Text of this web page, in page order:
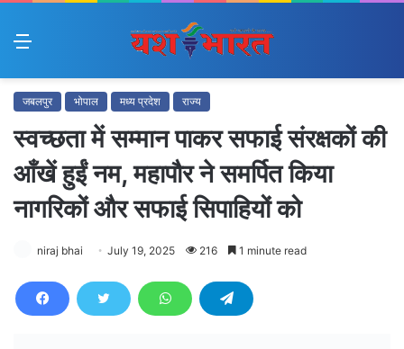
Menu
जबलपुर भोपाल मध्य प्रदेश राज्य
स्वच्छता में सम्मान पाकर सफाई संरक्षकों की
आँखें हुईं नम, महापौर ने समर्पित किया
नागरिकों और सफाई सिपाहियों को
niraj bhai July 19, 2025 216 1 minute read